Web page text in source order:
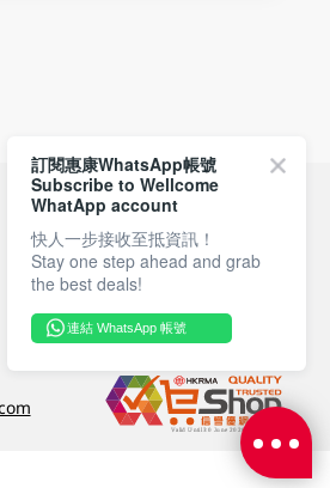
付款方式
關注我們
訂閱惠康WhatsApp帳號
Subscribe to Wellcome
WhatApp account
快人一步接收至抵資訊！
Stay one step ahead and grab
the best deals!
連結 WhatsApp 帳號